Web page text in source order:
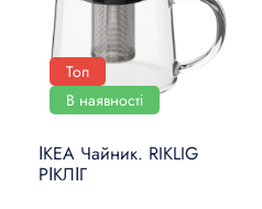
Топ
В наявності
ІКЕА Чайник. RIKLIG
РІКЛІГ